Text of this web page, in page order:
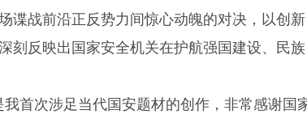
谍战前沿正反势力间惊心动魄的对决，以创新
刻反映出国家安全机关在护航强国建设、民族
首次涉足当代国安题材的创作，非常感谢国